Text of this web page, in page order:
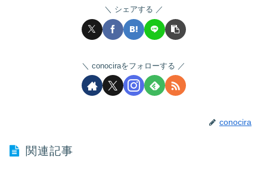
シェアする
conociraをフォローする
conocira
関連記事